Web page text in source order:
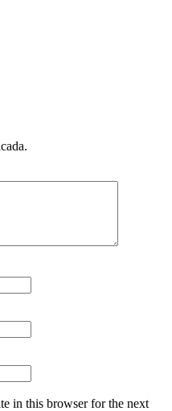
in this browser for the next